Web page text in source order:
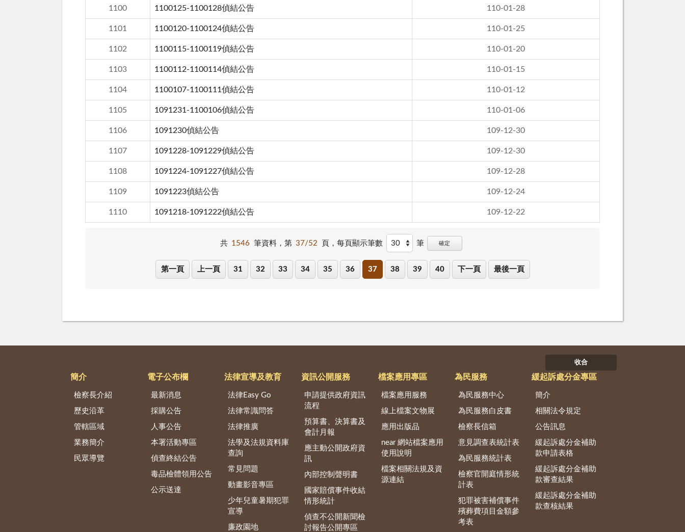
1100 1100125-1100128偵結公告 110-01-28
1101 1100120-1100124偵結公告 110-01-25
1102 1100115-1100119偵結公告 110-01-20
1103 1100112-1100114偵結公告 110-01-15
1104 1100107-1100111偵結公告 110-01-12
1105 1091231-1100106偵結公告 110-01-06
1106 1091230偵結公告 109-12-30
1107 1091228-1091229偵結公告 109-12-30
1108 1091224-1091227偵結公告 109-12-28
1109 1091223偵結公告 109-12-24
1110 1091218-1091222偵結公告 109-12-22
共 1546 筆資料，第 37/52 頁， 每頁顯示筆數 筆 確定
第一頁 上一頁 31 32 33 34 35 36 37 38 39 40 下一頁 最後一頁
收合
簡介
檢察長介紹
歷史沿革
管轄區域
業務簡介
民眾導覽
電子公布欄
最新消息
採購公告
人事公告
本署活動專區
偵查終結公告
毒品檢體領用公告
公示送達
法律宣導及教育
法律Easy Go
法律常識問答
法律推廣
法學及法規資料庫
查詢
常見問題
動畫影音專區
少年兒童暑期犯罪
宣導
廉政園地
資訊公開服務
申請提供政府資訊
流程
預算書、決算書及
會計月報
應主動公開政府資
訊
內部控制聲明書
國家賠償事件收結
情形統計
偵查不公開新聞檢
討報告公開專區
檔案應用專區
檔案應用服務
線上檔案文物展
應用出版品
near 網站檔案應用
使用說明
檔案相關法規及資
源連結
為民服務
為民服務中心
為民服務白皮書
檢察長信箱
意見調查表統計表
為民服務統計表
檢察官開庭情形統
計表
犯罪被害補償事件
殯葬費項目金額參
考表
緩起訴處分金專區
簡介
相關法令規定
公告訊息
緩起訴處分金補助
款申請表格
緩起訴處分金補助
款審查結果
緩起訴處分金補助
款查核結果